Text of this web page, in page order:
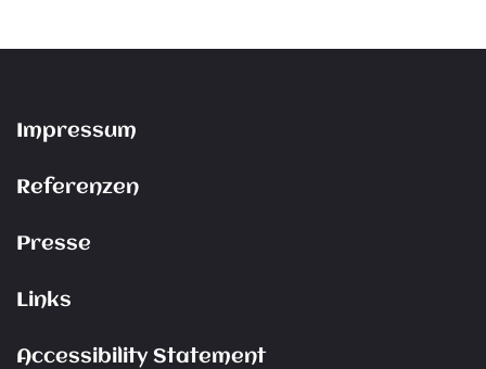
Impressum
Referenzen
Presse
Links
Accessibility Statement